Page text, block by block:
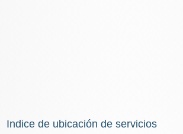
Indice de ubicación de servicios